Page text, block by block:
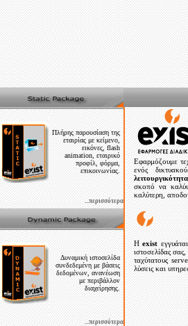
Πλήρης παρουσίαση της
εταιρίας με κείμενο,
εικόνες, flash
animation, εταιρικό
προφίλ, φόρμα,
επικοινωνίας.
...περισσότερα
Δυναμική ιστοσελίδα
συνδεδεμένη με βάσεις
δεδομένων, ανανέωση
με περιβάλλον
διαχείρησης.
...περισσότερα
Εφαρμόζουμε
ενός
λειτουργικότητα
σκοπό να
καλύτερη,
Ηexist
ιστοσελίδας
ταχύτατους
λύσεις και